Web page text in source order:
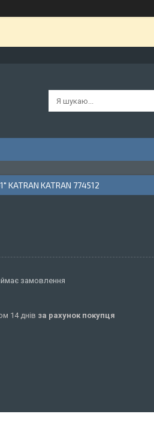
KATRAN 774512
замовлення
14 днів за рахунок покупця